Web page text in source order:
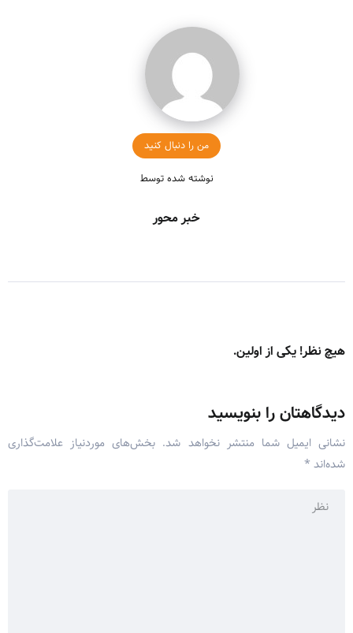
من را دنبال کنید
نوشته شده توسط
خبر محور
هیچ نظر! یکی از اولین.
دیدگاهتان را بنویسید
نشانی ایمیل شما منتشر نخواهد شد. بخش‌های موردنیاز علامت‌گذاری
شده‌اند *